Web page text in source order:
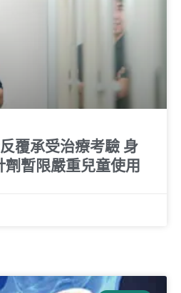
覆承受治療考驗 身
暫限嚴重兒童使用